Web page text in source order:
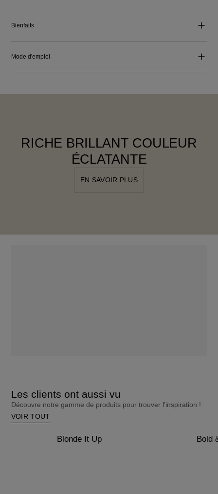
Bienfaits
Mode d'emploi
RICHE BRILLANT COULEUR
ÉCLATANTE
EN SAVOIR PLUS
Les clients ont aussi vu
Découvre notre gamme de produits pour trouver l'inspiration !
VOIR TOUT
Blonde It Up Bold